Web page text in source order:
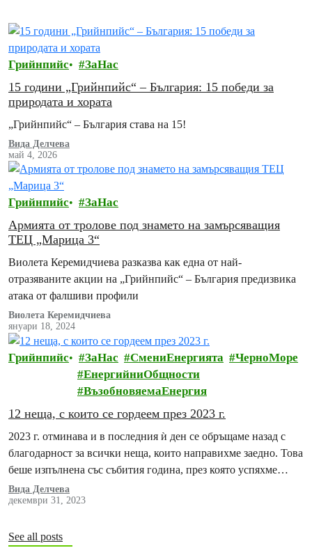
Грийнпийс ЗаНас
15 години „Грийнпийс“ – България: 15 победи за
природата и хората
„Грийнпийс“ – България става на 15!
Вида Делчева
май 4, 2026
Грийнпийс ЗаНас
Армията от тролове под знамето на замърсяващия
ТЕЦ „Марица 3“
Виолета Керемидчиева разказва как една от най-
отразяваните акции на „Грийнпийс“ – България предизвика
атака от фалшиви профили
Виолета Керемидчиева
януари 18, 2024
Грийнпийс ЗаНас СмениЕнергията
ЧерноМоре
ЕнергийниОбщности
ВъзобновяемаЕнергия
12 неща, с които се гордеем през 2023 г.
2023 г. отминава и в последния ѝ ден се обръщаме назад с
благодарност за всички неща, които направихме заедно. Това
беше изпълнена със събития година, през която успяхме
отново ясно…
Вида Делчева
декември 31, 2023
See all posts